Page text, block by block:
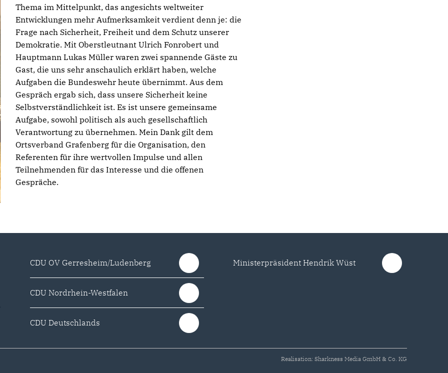
Thema im Mittelpunkt, das angesichts weltweiter
Entwicklungen mehr Aufmerksamkeit verdient denn je: die
Frage nach Sicherheit, Freiheit und dem Schutz unserer
Demokratie. Mit Oberstleutnant Ulrich Fonrobert und
Hauptmann Lukas Müller waren zwei spannende Gäste zu
Gast, die uns sehr anschaulich erklärt haben, welche
Aufgaben die Bundeswehr heute übernimmt. Aus dem
Gespräch ergab sich, dass unsere Sicherheit keine
Selbstverständlichkeit ist. Es ist unsere gemeinsame
Aufgabe, sowohl politisch als auch gesellschaftlich
Verantwortung zu übernehmen. Mein Dank gilt dem
Ortsverband Grafenberg für die Organisation, den
Referenten für ihre wertvollen Impulse und allen
Teilnehmenden für das Interesse und die offenen
Gespräche.
CDU OV Gerresheim/Ludenberg
CDU Nordrhein-Westfalen
CDU Deutschlands
Ministerpräsident Hendrik Wüst
Realisation: Sharkness Media GmbH & Co. KG